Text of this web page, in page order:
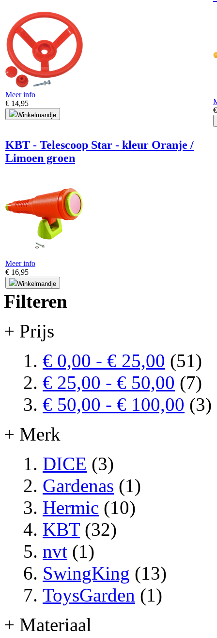
Meer info
€ 14,95
Winkelmandje
KBT - Telescoop Star - kleur Oranje /
Limoen groen
Meer info
€ 16,95
Winkelmandje
Filteren
+ Prijs
€ 0,00 - € 25,00 (51)
€ 25,00 - € 50,00 (7)
€ 50,00 - € 100,00 (3)
+ Merk
DICE (3)
Gardenas (1)
Hermic (10)
KBT(32)
nvt (1)
SwingKing (13)
ToysGarden (1)
+ Materiaal